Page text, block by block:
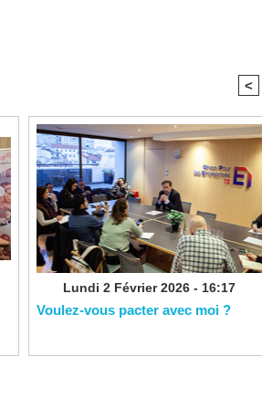
<
Lundi 2 Février 2026 - 16:17
Voulez-vous pacter avec moi ?